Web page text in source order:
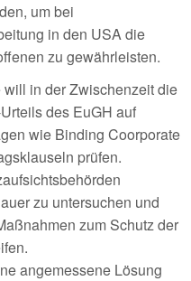
um bei
in den USA die
zu gewährleisten.
in der Zwischenzeit die
des EuGH auf
wie Binding Coorporate
prüfen.
zu untersuchen und
zum Schutz der
angemessene Lösung